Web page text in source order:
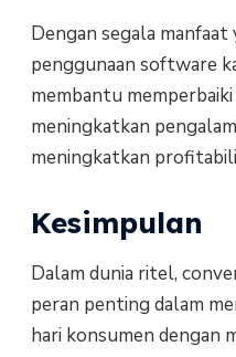
Dengan segala
penggunaan software
membantu
meningkatkan
meningkatkan
Kesimpulan
Dalam dunia ritel,
peran penting dalam
hari konsumen dengan